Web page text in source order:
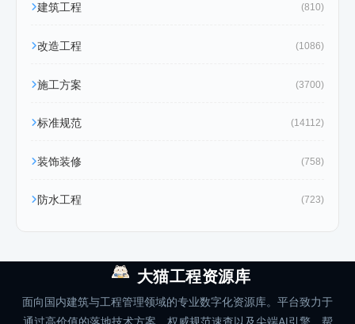
建筑工程 (810)
改造工程 (1086)
施工方案 (3700)
标准规范 (14112)
装饰装修 (758)
防水工程 (723)
大猫工程资源库
面向国内建筑与工程管理领域的专业数字化资源库。平台致力于